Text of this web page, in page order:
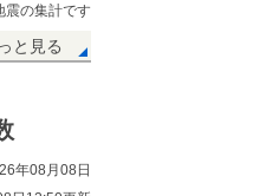
の集計です
と見る
年08月08日